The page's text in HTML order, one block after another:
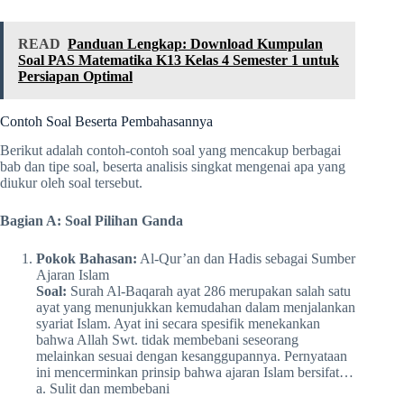
READ Panduan Lengkap: Download Kumpulan
Soal PAS Matematika K13 Kelas 4 Semester 1 untuk
Persiapan Optimal
Contoh Soal Beserta Pembahasannya
Berikut adalah contoh-contoh soal yang mencakup berbagai
bab dan tipe soal, beserta analisis singkat mengenai apa yang
diukur oleh soal tersebut.
Bagian A: Soal Pilihan Ganda
Pokok Bahasan: Al-Qur’an dan Hadis sebagai Sumber
Ajaran Islam
Soal: Surah Al-Baqarah ayat 286 merupakan salah satu
ayat yang menunjukkan kemudahan dalam menjalankan
syariat Islam. Ayat ini secara spesifik menekankan
bahwa Allah Swt. tidak membebani seseorang
melainkan sesuai dengan kesanggupannya. Pernyataan
ini mencerminkan prinsip bahwa ajaran Islam bersifat…
a. Sulit dan membebani